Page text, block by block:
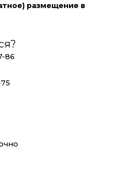
размещение в
86